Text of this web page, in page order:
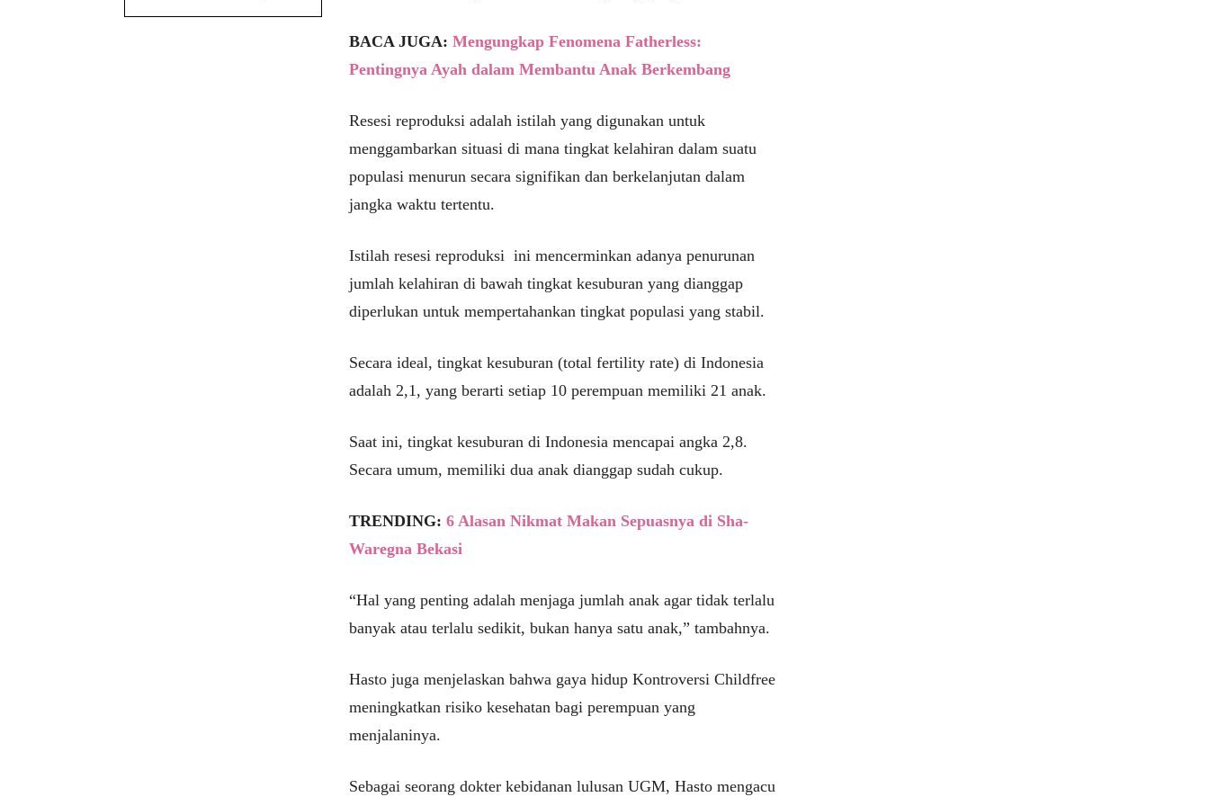
BACA JUGA: Mengungkap Fenomena Fatherless:
Pentingnya Ayah dalam Membantu Anak Berkembang
Resesi reproduksi adalah istilah yang digunakan untuk
menggambarkan situasi di mana tingkat kelahiran dalam suatu
populasi menurun secara signifikan dan berkelanjutan dalam
jangka waktu tertentu.
Istilah resesi reproduksi ini mencerminkan adanya penurunan
jumlah kelahiran di bawah tingkat kesuburan yang dianggap
diperlukan untuk mempertahankan tingkat populasi yang stabil.
Secara ideal, tingkat kesuburan (total fertility rate) di Indonesia
adalah 2,1, yang berarti setiap 10 perempuan memiliki 21 anak.
Saat ini, tingkat kesuburan di Indonesia mencapai angka 2,8.
Secara umum, memiliki dua anak dianggap sudah cukup.
TRENDING: 6 Alasan Nikmat Makan Sepuasnya di Sha-
Waregna Bekasi
“Hal yang penting adalah menjaga jumlah anak agar tidak terlalu
banyak atau terlalu sedikit, bukan hanya satu anak,” tambahnya.
Hasto juga menjelaskan bahwa gaya hidup Kontroversi Childfree
meningkatkan risiko kesehatan bagi perempuan yang
menjalaninya.
Sebagai seorang dokter kebidanan lulusan UGM, Hasto mengacu